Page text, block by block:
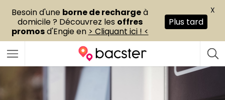
Besoin d'une borne de rechargeà
domicile ? Découvrez les offres
promosd'Engie en > Cliquant ici ! <
Plus tard
X